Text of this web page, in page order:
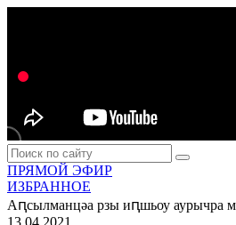
ПРЯМОЙ ЭФИР
ИЗБРАННОЕ
Аԥсылманцәа рзы иԥшьоу аурычра
13.04.2021